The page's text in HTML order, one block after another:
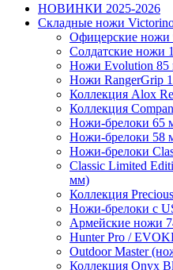
НОВИНКИ 2025-2026
Складные ножи
Офицерские ножи
Солдатские ножи
Ножи Evolution 85
Ножи RangerGrip
Коллекция Alox
Коллекция
Ножи-брелоки 65
Ножи-брелоки 58
Ножи-брелоки
Classic Limited
мм)
Коллекция
Ножи-брелоки с
Армейские ножи
Hunter Pro /
Outdoor Master
Коллекция Onyx